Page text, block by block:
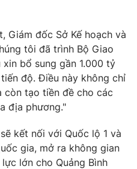
động sản
lòng Việt
Giám đốc Sở Kế hoạch và
tôi đã trình Bộ Giao
bổ sung gần 1.000 tỷ
độ. Điều này không chỉ
còn tạo tiền đề cho các
địa phương."
kết nối với Quốc lộ 1 và
gia, mở ra không gian
lớn cho Quảng Bình